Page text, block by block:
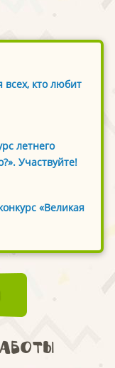
всех, кто любит
летнего
Участвуйте!
«Великая